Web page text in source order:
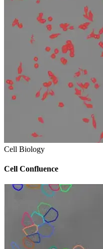
Cell Biology
Cell Confluence